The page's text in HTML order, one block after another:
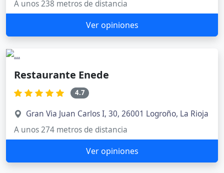
A unos 238 metros de distancia
Ver opiniones
Restaurante Enede
4.7
Gran Via Juan Carlos I, 30, 26001 Logroño, La Rioja
A unos 274 metros de distancia
Ver opiniones